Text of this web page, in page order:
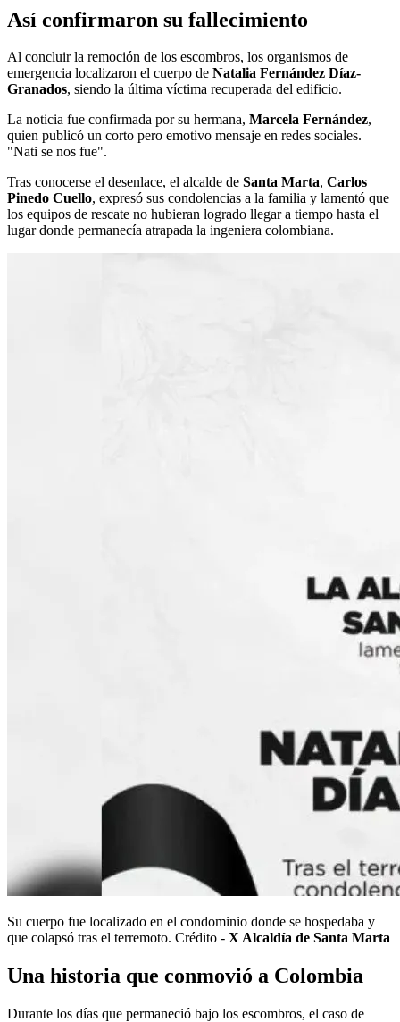
Así confirmaron su fallecimiento
Al concluir la remoción de los escombros, los organismos de
emergencia localizaron el cuerpo de Natalia Fernández Díaz-
Granados, siendo la última víctima recuperada del edificio.
La noticia fue confirmada por su hermana, Marcela Fernández,
quien publicó un corto pero emotivo mensaje en redes sociales.
"Nati se nos fue".
Tras conocerse el desenlace, el alcalde de Santa Marta, Carlos
Pinedo Cuello, expresó sus condolencias a la familia y lamentó que
los equipos de rescate no hubieran logrado llegar a tiempo hasta el
lugar donde permanecía atrapada la ingeniera colombiana.
Su cuerpo fue localizado en el condominio donde se hospedaba y
que colapsó tras el terremoto. Crédito - X Alcaldía de Santa Marta
Una historia que conmovió a Colombia
Durante los días que permaneció bajo los escombros, el caso de